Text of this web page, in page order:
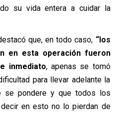
su vida entera a cuidar la
que, en todo caso, “los
en esta operación fueron
inmediato, apenas se tomó
para llevar adelante la
se pondere y que todos los
en esto no lo pierdan de